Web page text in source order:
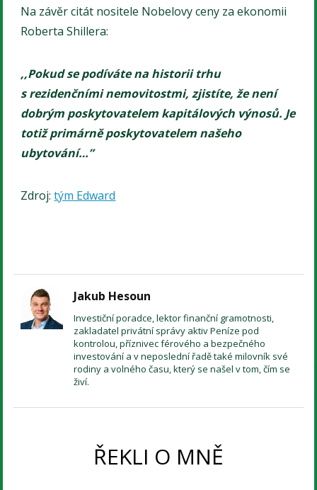
Na závěr citát nositele Nobelovy ceny za ekonomii
Roberta Shillera:
,,Pokud se podíváte na historii trhu
s rezidenčními nemovitostmi, zjistíte, že není
dobrým poskytovatelem kapitálových výnosů. Je
totiž primárně poskytovatelem našeho
ubytování…”
Zdroj:tým Edward
Jakub Hesoun
Investiční poradce, lektor finanční gramotnosti,
zakladatel privátní správy aktiv Peníze pod
kontrolou, příznivec férového a bezpečného
investování a v neposlední řadě také milovník své
rodiny a volného času, který se našel v tom, čím se
živí.
ŘEKLI O MNĚ